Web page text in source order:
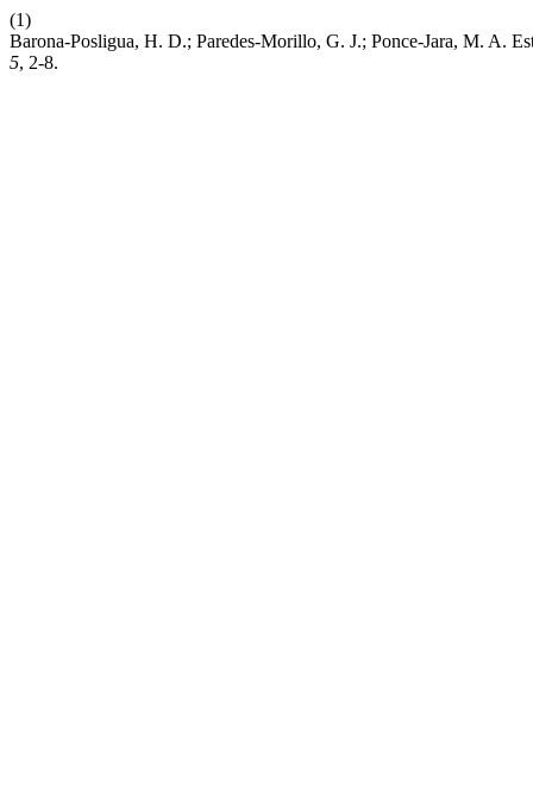
(1)
Barona-Posligua, H. D.; Paredes-Morillo, G. J.; Ponce-Jara, M. A.
5, 2-8.